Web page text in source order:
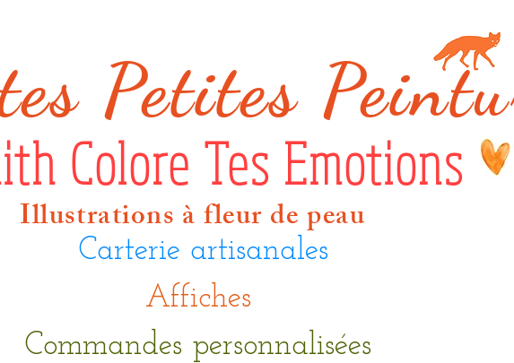
Carterie artisanales
Affiches
Commandes personnalisées
es Petites
Colore Tes Emotions
Illustrations à fleur de peau